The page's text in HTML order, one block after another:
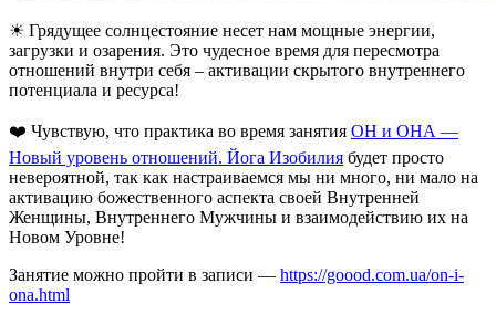
☀ Грядущее солнцестояние несет нам мощные энергии,
загрузки и озарения. Это чудесное время для пересмотра
отношений внутри себя – активации скрытого внутреннего
потенциала и ресурса!
❤️ Чувствую, что практика во время занятия ОН и ОНА —
Новый уровень отношений. Йога Изобилия будет просто
невероятной, так как настраиваемся мы ни много, ни мало на
активацию божественного аспекта своей Внутренней
Женщины, Внутреннего Мужчины и взаимодействию их на
Новом Уровне!
Занятие можно пройти в записи — https://goood.com.ua/on-i-
ona.html